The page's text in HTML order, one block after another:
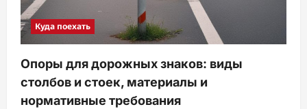
Куда поехать
Опоры для дорожных знаков: виды
столбов и стоек, материалы и
нормативные требования